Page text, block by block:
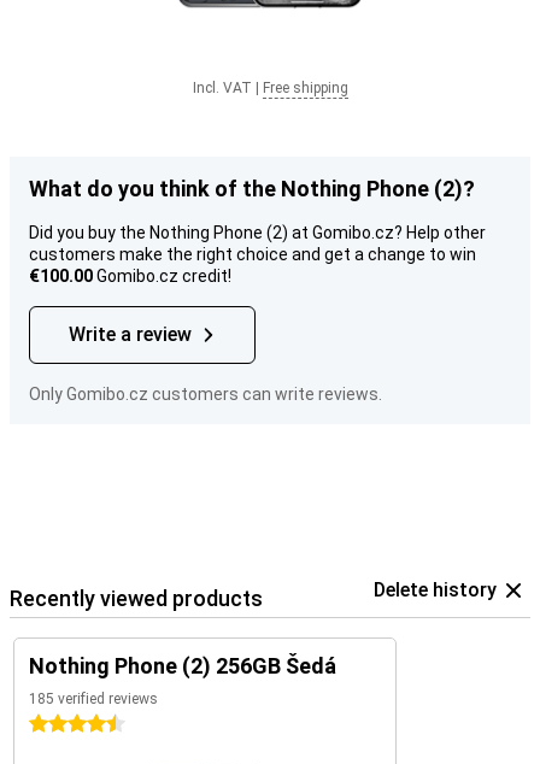
Incl. VAT Free shipping
What do you think of the Nothing Phone (2)?
Did you buy the Nothing Phone (2) at Gomibo.cz? Help other
customers make the right choice and get a change to win
€100.00Gomibo.cz credit!
Write a review
Only Gomibo.cz customers can write reviews.
Recently viewed products Delete history
Nothing Phone (2) 256GB Šedá
185 verified reviews
4.5 stars